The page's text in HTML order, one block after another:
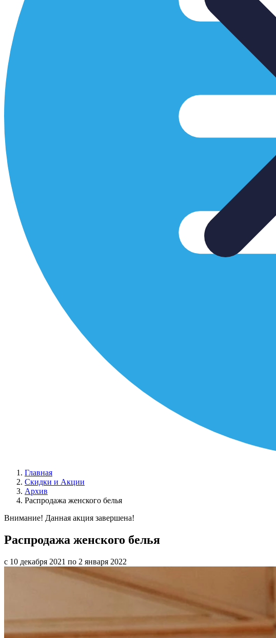
Главная
Скидки и Акции
Архив
Распродажа женского белья
Внимание! Данная акция завершена!
Распродажа женского белья
с 10 декабря 2021 по 2 января 2022